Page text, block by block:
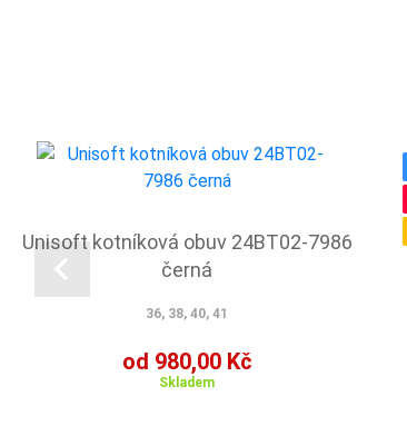
Unisoft kotníková obuv 24BT02-7986
černá
36, 38, 40, 41
od 980,00 Kč
Skladem